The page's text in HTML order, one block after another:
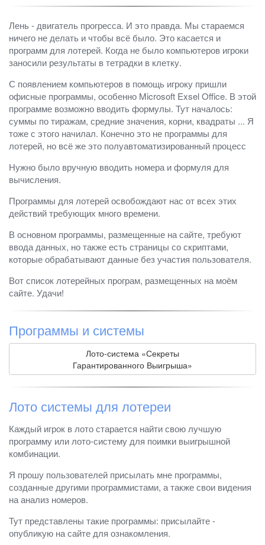
Лень - двигатель прогресса. И это правда. Мы стараемся
ничего не делать и чтобы всё было. Это касается и
программ для лотерей. Когда не было компьютеров игроки
заносили результаты в тетрадки в клетку.
С появлением компьютеров в помощь игроку пришли
офисные программы, особенно Microsoft Exsel Office. В этой
программе возможно вводить формулы. Тут началось:
суммы по тиражам, средние значения, корни, квадраты ... Я
тоже с этого начилал. Конечно это не программы для
лотерей, но всё же это полуавтоматизированный процесс
Нужно было вручную вводить номера и формуля для
вычисления.
Программы для лотерей освобождают нас от всех этих
действий требующих много времени.
В основном программы, размещенные на сайте, требуют
ввода данных, но также есть страницы со скриптами,
которые обрабатывают данные без участия пользователя.
Вот список лотерейных програм, размещенных на моём
сайте. Удачи!
Программы и системы
Лото-система «Секреты
Гарантированного Выигрыша»
Лото системы для лотереи
Каждый игрок в лото старается найти свою лучшую
программу или лото-систему для поимки выигрышной
комбинации.
Я прошу пользователей присылать мне программы,
созданные другими программистами, а также свои видения
на анализ номеров.
Тут представлены такие программы: присылайте -
опубликую на сайте для ознакомления.